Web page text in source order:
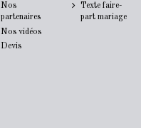
Nos
partenaires
Nos vidéos
Devis
Texte faire-
part mariage